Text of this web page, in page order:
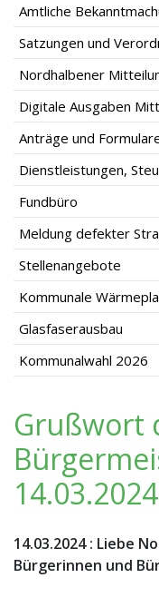
Amtliche
Satzungen und
Nordhalbener
Digitale Ausgaben
Anträge und
Dienstleistungen,
Fundbüro
Meldung defekter
Stellenangebote
Kommunale
Glasfaserausbau
Kommunalwahl 2026
Grußwort
14.03.2024
14.03.2024 : Liebe
Bürgerinnen und